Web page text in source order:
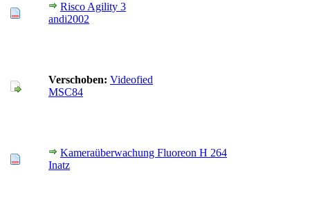
Risco Agility 3
andi2002
Verschoben: Videofied
MSC84
Kameraüberwachung Fluoreon H 264
Inatz